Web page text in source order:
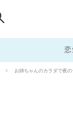
恋
お姉ちゃんのカラダで夜